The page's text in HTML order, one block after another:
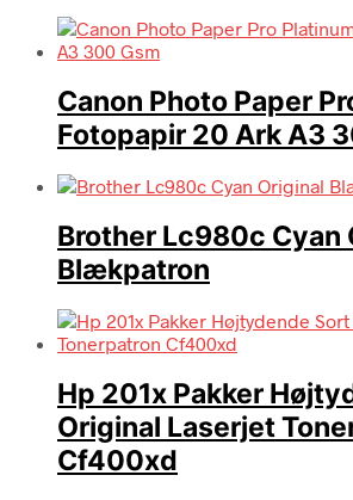
Canon Photo Paper
Fotopapir 20 Ark A3
Brother Lc980c Cyan
Blækpatron
Hp 201x Pakker
Original Laserjet
Cf400xd